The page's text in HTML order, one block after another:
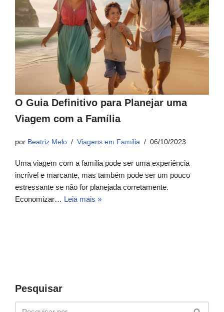
O Guia Definitivo para Planejar uma
Viagem com a Família
por Beatriz Melo Viagens em Família 06/10/2023
Uma viagem com a família pode ser uma experiência
incrível e marcante, mas também pode ser um pouco
estressante se não for planejada corretamente.
Economizar… Leia mais »
Pesquisar